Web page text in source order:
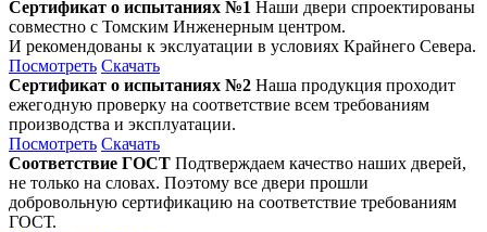
Сертификат о испытаниях №1 Наши двери спроектированы
совместно с Томским Инженерным центром.
И рекомендованы к экслуатации в условиях Крайнего Севера.
Посмотреть Скачать
Сертификат о испытаниях №2 Наша продукция проходит
ежегодную проверку на соответствие всем требованиям
производства и эксплуатации.
Посмотреть Скачать
Соответствие ГОСТ Подтверждаем качество наших дверей,
не только на словах. Поэтому все двери прошли
добровольную сертификацию на соответствие требованиям
ГОСТ.